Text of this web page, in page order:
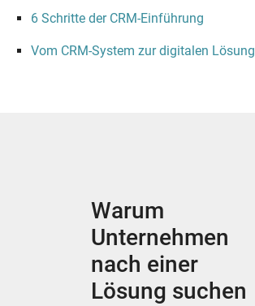
6 Schritte der CRM-Einführung
Vom CRM-System zur digitalen Lösung
Warum
Unternehmen
nach einer
Lösung suchen